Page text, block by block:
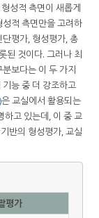
성적 측면이 새롭게
적 측면만을 고려하
평가, 형성평가, 총
된 것이다. 그러나 최
보다는 이 두 가지
능 중 더 강조하고
은 교실에서 활용되는
하고 있는데, 이 중 교
반의 형성평가, 교실
평가